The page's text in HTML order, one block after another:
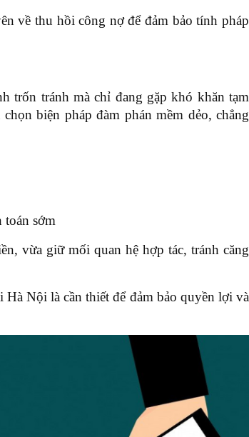
về thu hồi công nợ để đảm bảo tính pháp
trốn tránh mà chỉ đang gặp khó khăn tạm
biện pháp đàm phán mềm dẻo, chẳng
toán sớm
vừa giữ mối quan hệ hợp tác, tránh căng
Nội là cần thiết để đảm bảo quyền lợi và